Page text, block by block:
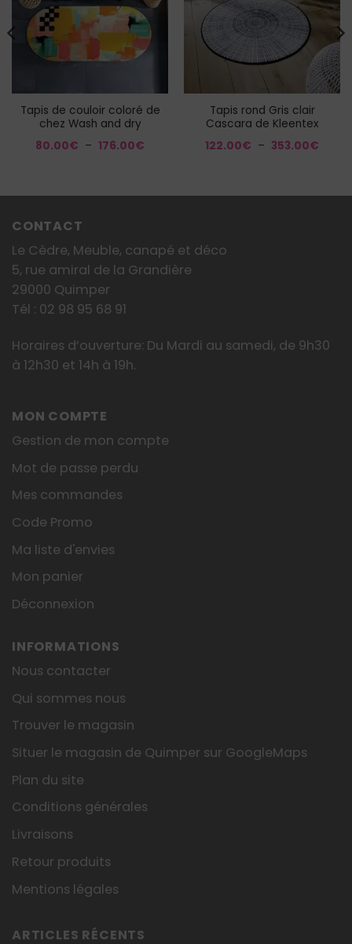
Tapis de couloir coloré de
chez Wash and dry
80.00€ – 176.00€
176.00€
Tapis rond Gris clair
Cascara de Kleentex
122.00€ – 353.00€
CONTACT
Le Cèdre, Meuble, canapé et déco
5, rue amiral de la Grandière
29000 Quimper
Tél : 02 98 95 68 91
Horaires d’ouverture: Du Mardi au samedi, de 9h30
à 12h30 et 14h à 19h.
MON COMPTE
Gestion de mon compte
Mot de passe perdu
Mes commandes
Code Promo
Ma liste d'envies
Mon panier
Déconnexion
INFORMATIONS
Nous contacter
Qui sommes nous
Trouver le magasin
Situer le magasin de Quimper sur GoogleMaps
Plan du site
Conditions générales
Livraisons
Retour produits
Mentions légales
ARTICLES RÉCENTS